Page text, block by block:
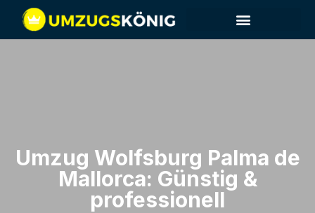
Umzug Wolfsburg​ Palma de
Mallorca: Günstig &
professionell​